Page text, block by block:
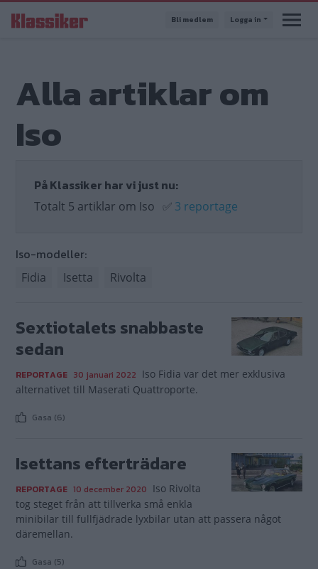
till
Bli medlem Logga in
Alla artiklar om
Iso
På Klassiker har vi just nu:
Totalt 5 artiklar om Iso ✅ 3 reportage
Iso-modeller:
Fidia Isetta Rivolta
Sextiotalets snabbaste
sedan
REPORTAGE 30 januari 2022 Iso Fidia var det mer exklusiva
alternativet till Maserati Quattroporte.
Gasa (6)
Isettans efterträdare
REPORTAGE 10 december 2020 Iso Rivolta
tog steget från att tillverka små enkla
minibilar till fullfjädrade lyxbilar utan att passera något
däremellan.
Gasa (5)